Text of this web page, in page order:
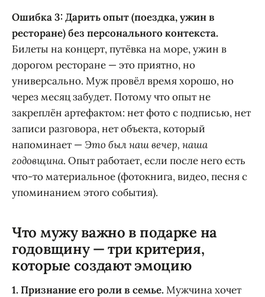
Ошибка 3: Дарить опыт (поездка, ужин в
ресторане) без персонального контекста.
Билеты на концерт, путёвка на море, ужин в
дорогом ресторане — это приятно, но
универсально. Муж провёл время хорошо, но
через месяц забудет. Потому что опыт не
закреплён артефактом: нет фото с подписью, нет
записи разговора, нет объекта, который
напоминает —Это был наш вечер, наша
годовщина. Опыт работает, если после него есть
что-то материальное (фотокнига, видео, песня с
упоминанием этого события).
Что мужу важно в подарке на
годовщину — три критерия,
которые создают эмоцию
1. Признание его роли в семье. Мужчина хочет